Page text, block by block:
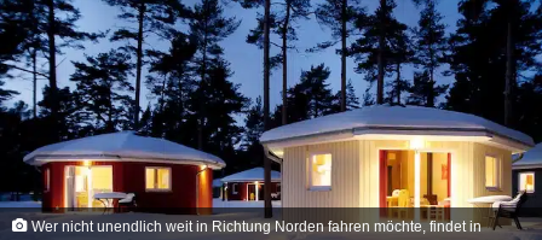
Wer nicht unendlich weit in Richtung Norden fahren möchte, findet in